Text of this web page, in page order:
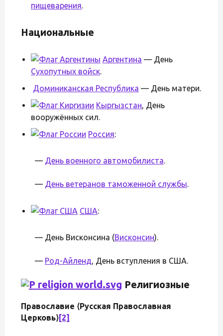
пищеварения.
Национальные
Аргентина — День
Сухопутных войск.
Доминиканская Республика — День матери.
Кыргызстан, День
вооружённых сил.
Россия:
— День военного автомобилиста.
— День ветеранов таможенной службы.
США:
— День Висконсина (Висконсин).
— Род-Айленд, День вступления в США.
Религиозные
Православие ⟨Русская Православная
Церковь⟩[2]